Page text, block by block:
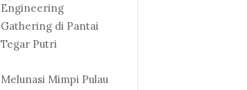
Engineering
Gathering di Pantai
Tegar Putri
Melunasi Mimpi Pulau